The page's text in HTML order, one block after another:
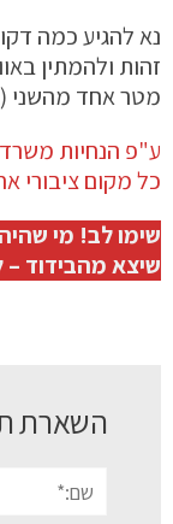
נא להגיע כמה
מטר אחד מהשני
ע"פ הנחיות
כל מקום ציבורי
שיצא מהבידוד –
השארת